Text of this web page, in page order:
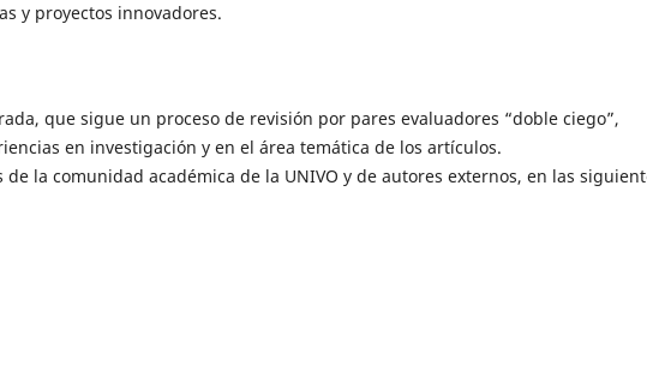
y proyectos innovadores.
que sigue un proceso de revisión por pares evaluadores “doble ciego”,
en investigación y en el área temática de los artículos.
la comunidad académica de la UNIVO y de autores externos, en las